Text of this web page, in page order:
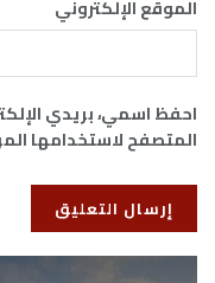
الموقع الإلكتروني
احفظ اسمي، بريدي
المتصفح لاستخدامها